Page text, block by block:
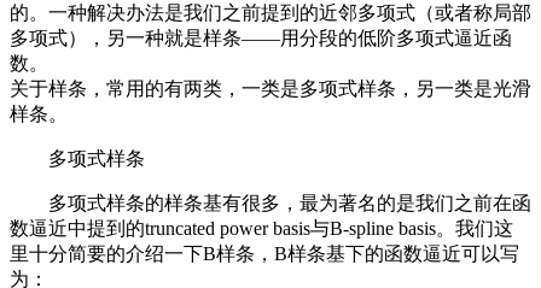
的。一种解决办法是我们之前提到的近邻多项式（或者称局部
多项式），另一种就是样条——用分段的低阶多项式逼近函
数。
关于样条，常用的有两类，一类是多项式样条，另一类是光滑
样条。
多项式样条
多项式样条的样条基有很多，最为著名的是我们之前在函
数逼近中提到的truncated power basis与B-spline basis。我们这
里十分简要的介绍一下B样条，B样条基下的函数逼近可以写
为：